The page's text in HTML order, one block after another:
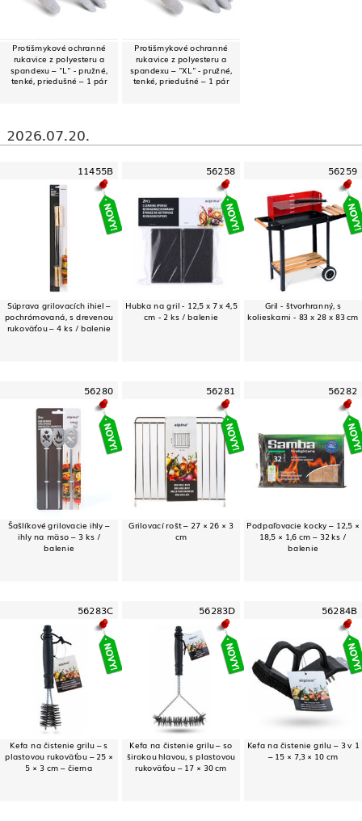
Protišmykové ochranné
rukavice z polyesteru a
spandexu – "L" - pružné,
tenké, priedušné – 1 pár
Protišmykové ochranné
rukavice z polyesteru a
spandexu – "XL" - pružné,
tenké, priedušné – 1 pár
2026.07.20.
11455B
Súprava grilovacích ihiel –
pochrómovaná, s drevenou
rukoväťou – 4 ks / balenie
56258
Hubka na gril - 12,5 x 7 x 4,5
cm - 2 ks / balenie
56259
Gril - štvorhranný, s
kolieskami - 83 x 28 x 83 cm
56280
Šašlíkové grilovacie ihly –
ihly na mäso – 3 ks /
balenie
56281
Grilovací rošt – 27 × 26 × 3
cm
56282
Podpaľovacie kocky – 12,5 ×
18,5 × 1,6 cm – 32 ks /
balenie
56283C
Kefa na čistenie grilu – s
plastovou rukoväťou – 25 ×
5 × 3 cm – čierna
56283D
Kefa na čistenie grilu – so
širokou hlavou, s plastovou
rukoväťou – 17 × 30 cm
56284B
Kefa na čistenie grilu – 3 v 1
– 15 × 7,3 × 10 cm